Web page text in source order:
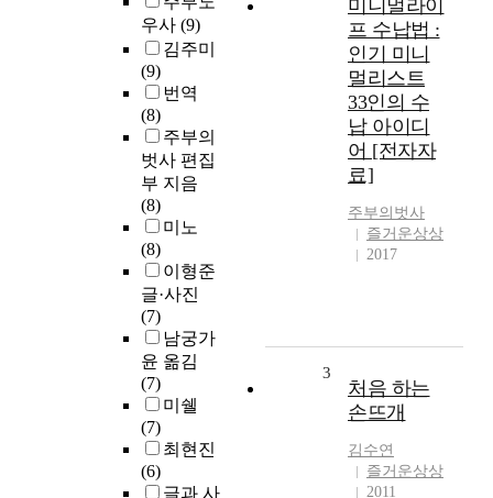
우사 (9)
김주미
(9)
번역
(8)
주부의
벗사 편집
부 지음
(8)
미노
(8)
이형준
글·사진
(7)
남궁가
윤 옮김
(7)
미쉘
(7)
최현진
(6)
글과 사
미니멀라이
프 수납법 :
인기 미니
멀리스트
33인의 수
납 아이디
어 [전자자
료]
주부의벗사
즐거운상상
2017
3
처음 하는
손뜨개
김수연
즐거운상상
2011